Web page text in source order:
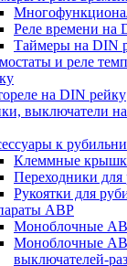
Реле времени на
Таймеры на DIN
и реле
на DIN рейку
выключатели
к
Клеммные
Переходники для
Рукоятки для
АВР
Моноблочные
Моноблочные
выключателей-